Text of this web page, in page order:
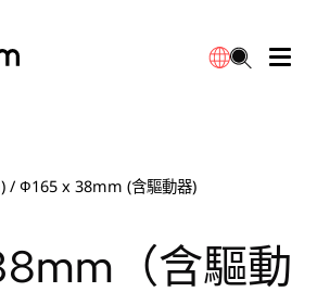
/ Ф165 x 38mm (含驅動器)
（含驅動